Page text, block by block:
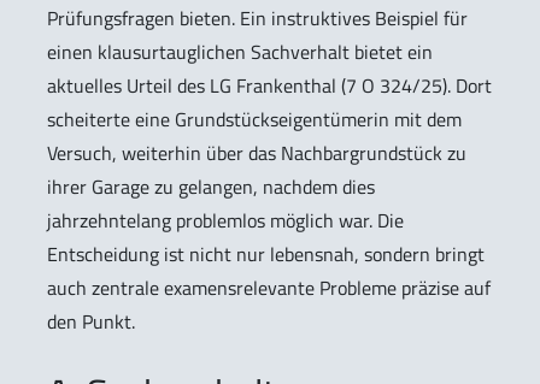
Prüfungsfragen bieten. Ein instruktives Beispiel für
einen klausurtauglichen Sachverhalt bietet ein
aktuelles Urteil des LG Frankenthal (7 O 324/25). Dort
scheiterte eine Grundstückseigentümerin mit dem
Versuch, weiterhin über das Nachbargrundstück zu
ihrer Garage zu gelangen, nachdem dies
jahrzehntelang problemlos möglich war. Die
Entscheidung ist nicht nur lebensnah, sondern bringt
auch zentrale examensrelevante Probleme präzise auf
den Punkt.